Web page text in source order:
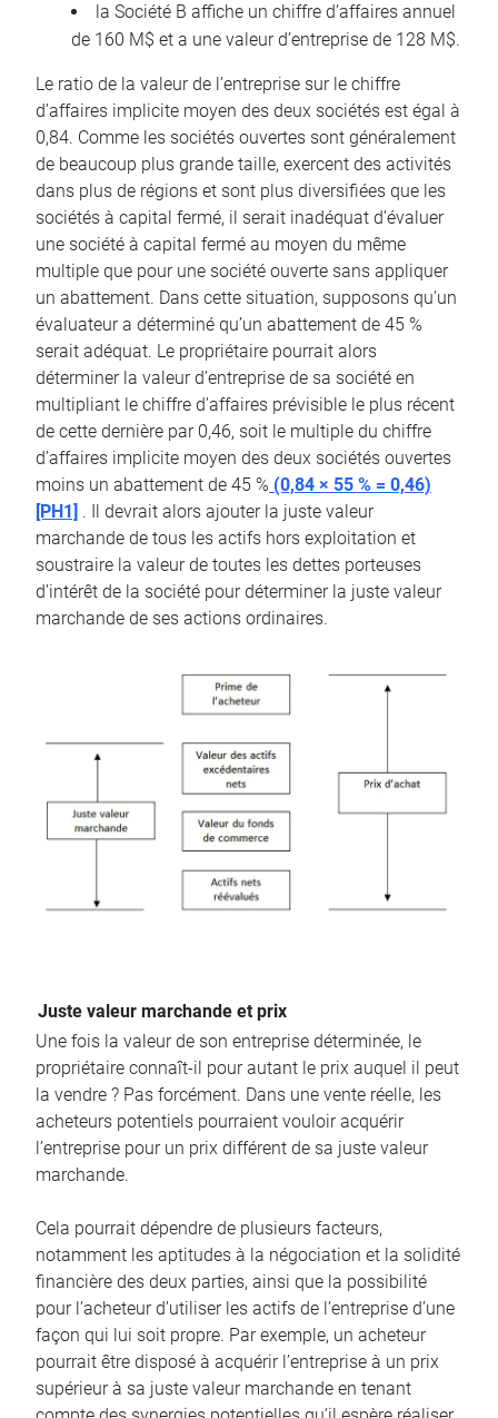
la Société B affiche un chiffre d’affaires annuel
de 160 M$ et a une valeur d’entreprise de 128 M$.
Le ratio de la valeur de l’entreprise sur le chiffre
d’affaires implicite moyen des deux sociétés est égal à
0,84. Comme les sociétés ouvertes sont généralement
de beaucoup plus grande taille, exercent des activités
dans plus de régions et sont plus diversifiées que les
sociétés à capital fermé, il serait inadéquat d’évaluer
une société à capital fermé au moyen du même
multiple que pour une société ouverte sans appliquer
un abattement. Dans cette situation, supposons qu’un
évaluateur a déterminé qu’un abattement de 45 %
serait adéquat. Le propriétaire pourrait alors
déterminer la valeur d’entreprise de sa société en
multipliant le chiffre d’affaires prévisible le plus récent
de cette dernière par 0,46, soit le multiple du chiffre
d’affaires implicite moyen des deux sociétés ouvertes
moins un abattement de 45 % (0,84 × 55 % = 0,46)
[PH1] . Il devrait alors ajouter la juste valeur
marchande de tous les actifs hors exploitation et
soustraire la valeur de toutes les dettes porteuses
d’intérêt de la société pour déterminer la juste valeur
marchande de ses actions ordinaires.
Juste valeur marchande et prix
Une fois la valeur de son entreprise déterminée, le
propriétaire connaît-il pour autant le prix auquel il peut
la vendre ? Pas forcément. Dans une vente réelle, les
acheteurs potentiels pourraient vouloir acquérir
l’entreprise pour un prix différent de sa juste valeur
marchande.
Cela pourrait dépendre de plusieurs facteurs,
notamment les aptitudes à la négociation et la solidité
financière des deux parties, ainsi que la possibilité
pour l’acheteur d’utiliser les actifs de l’entreprise d’une
façon qui lui soit propre. Par exemple, un acheteur
pourrait être disposé à acquérir l’entreprise à un prix
supérieur à sa juste valeur marchande en tenant